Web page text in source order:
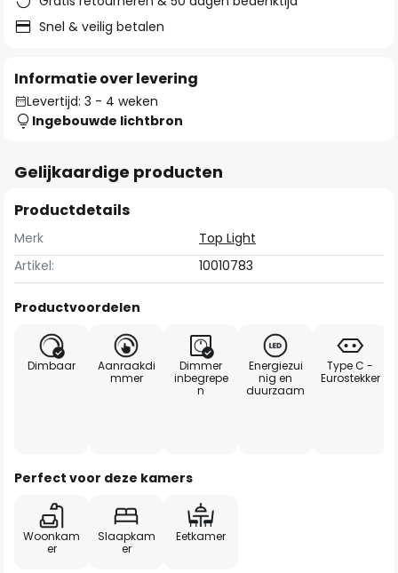
Snel & veilig betalen
Informatie over levering
Levertijd: 3 - 4 weken
Ingebouwde lichtbron
Gelijkaardige producten
Productdetails
Merk
Top Light
Artikel:
10010783
Productvoordelen
Dimbaar
Aanraakdi
mmer
Dimmer
inbegrepe
n
Energiezui
nig en
duurzaam
Type C -
Eurostekker
Perfect voor deze kamers
Woonkam
er
Slaapkam
er
Eetkamer